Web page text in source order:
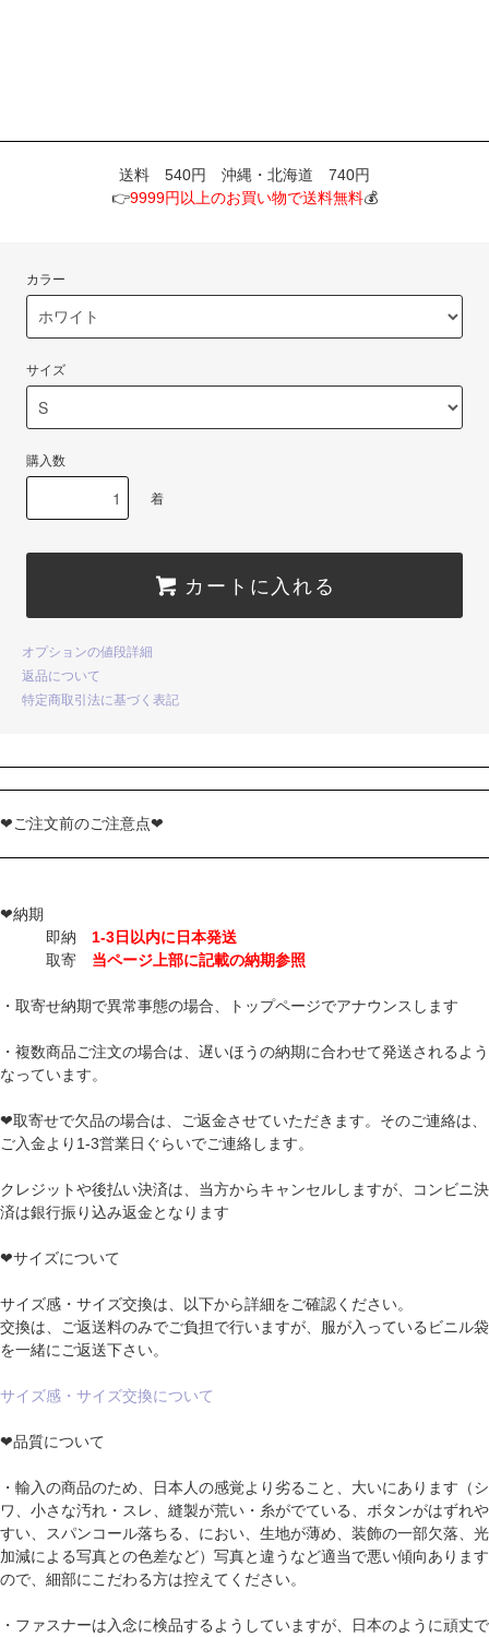
送料 540円 沖縄・北海道 740円
👉9999円以上のお買い物で送料無料💰
カラー
サイズ
購入数
着
カートに入れる
オプションの値段詳細
返品について
特定商取引法に基づく表記
❤ご注文前のご注意点❤
❤納期
即納 1-3日以内に日本発送
取寄 当ページ上部に記載の納期参照
・取寄せ納期で異常事態の場合、トップページでアナウンスします
・複数商品ご注文の場合は、遅いほうの納期に合わせて発送されるよう
なっています。
❤取寄せで欠品の場合は、ご返金させていただきます。そのご連絡は、
ご入金より1-3営業日ぐらいでご連絡します。
クレジットや後払い決済は、当方からキャンセルしますが、コンビニ決
済は銀行振り込み返金となります
❤サイズについて
サイズ感・サイズ交換は、以下から詳細をご確認ください。
交換は、ご返送料のみでご負担で行いますが、服が入っているビニル袋
を一緒にご返送下さい。
サイズ感・サイズ交換について
❤品質について
・輸入の商品のため、日本人の感覚より劣ること、大いにあります（シ
ワ、小さな汚れ・スレ、縫製が荒い・糸がでている、ボタンがはずれや
すい、スパンコール落ちる、におい、生地が薄め、装飾の一部欠落、光
加減による写真との色差など）写真と違うなど適当で悪い傾向あります
ので、細部にこだわる方は控えてください。
・ファスナーは入念に検品するようしていますが、日本のように頑丈で